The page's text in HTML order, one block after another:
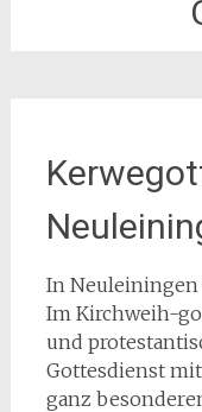
In Neuleiningen
Im Kirchweih-
und
Gottesdienst
ganz